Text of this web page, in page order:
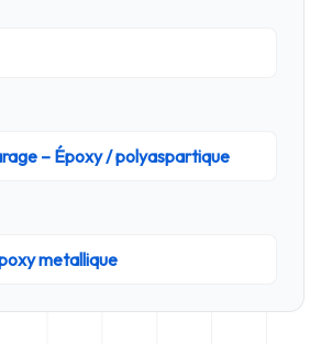
– Époxy / polyaspartique
metallique